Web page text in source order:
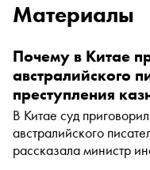
Материалы
Почему в Китае
австралийского
преступления
В Китае суд приговорил к смертной казни
австралийского
рассказала министр иностранных дел Австралии Пенни